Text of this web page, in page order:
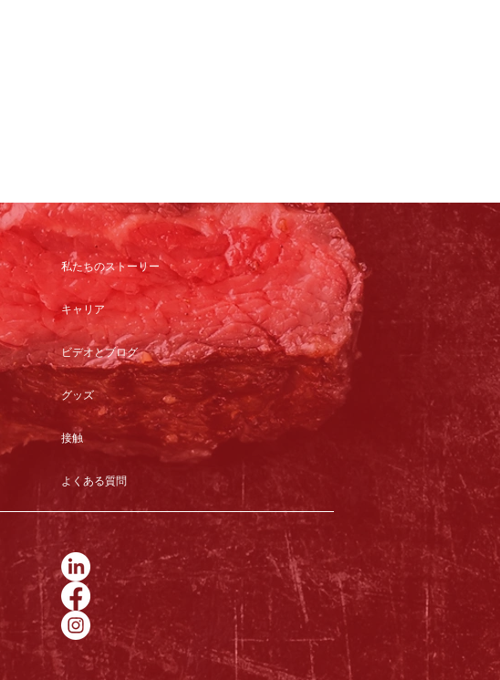
私たちのストーリー
キャリア
ビデオとブログ
グッズ
接触
よくある質問